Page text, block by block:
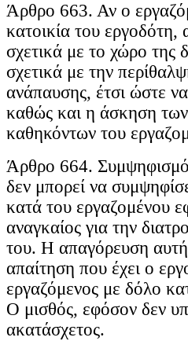
Άρθρο 663. Αν ο
κατοικία του εργοδότη,
σχετικά με το χώρο της
σχετικά με την
ανάπαυσης, έτσι ώστε
καθώς και η άσκηση
καθηκόντων του
Άρθρο 664.
δεν μπορεί να
κατά του εργαζομένου
αναγκαίος για την
του. Η απαγόρευση αυτή
απαίτηση που έχει ο
εργαζόμενος με δόλο
Ο μισθός, εφόσον δεν
ακατάσχετος.